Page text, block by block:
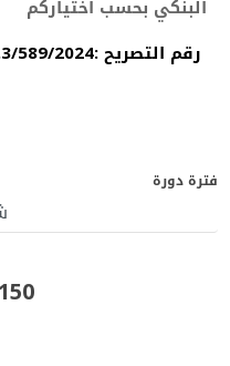
البنكي بحسب اختياركم
رقم التصريح :3/589/2024.
فترة دورة
150 درهم